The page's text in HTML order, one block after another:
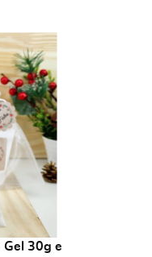
Gel 30g e